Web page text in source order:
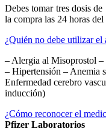
Debes tomar tres dosis
la compra las 24 horas
¿Quién no debe utilizar el
– Alergia al Misoprostol
– Hipertensión – Anemia
Enfermedad cerebro
inducción)
¿Cómo reconocer el
Pfizer Laboratorios